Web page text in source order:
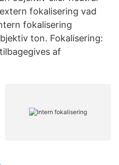
fokalisering vad
fokalisering
ton. Fokalisering:
af